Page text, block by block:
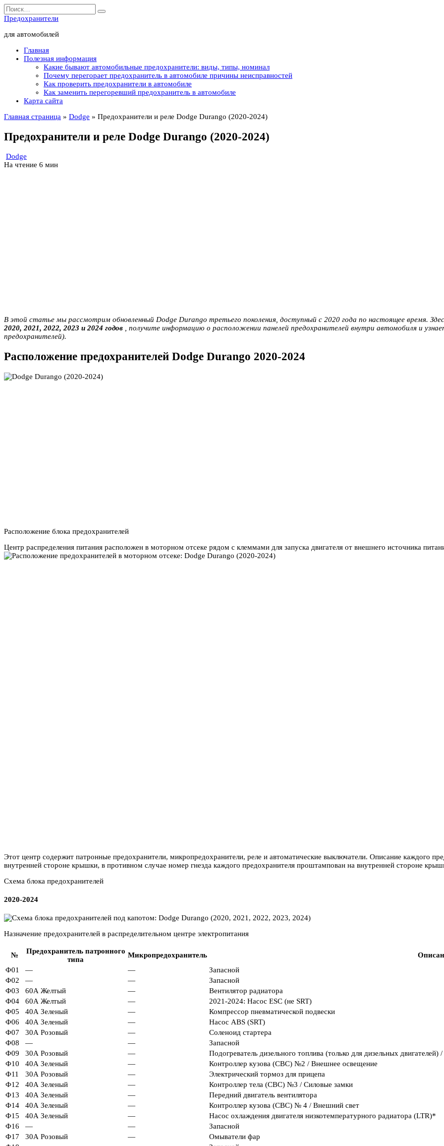
Перейти
к
содержанию
Search
for:
Предохранители
для автомобилей
Главная
Полезная информация
Какие бывают автомобильные предохранители: виды, типы, номинал
Почему перегорает предохранитель в автомобиле причины неисправностей
Как проверить предохранители в автомобиле
Как заменить перегоревший предохранитель в автомобиле
Карта сайта
Главная страница » Dodge » Предохранители и реле Dodge Durango (2020-2024)
Предохранители и реле Dodge Durango (2020-2024)
Dodge
На чтение 6 мин
В этой статье мы рассмотрим обновленный Dodge Durango третьего поколения, доступный с 2020 года по настоящее время.
2020, 2021, 2022, 2023 и 2024 годов , получите информацию о расположении панелей предохранителей внутри автомобиля и
предохранителей).
Расположение предохранителей Dodge Durango 2020-2024
Расположение блока предохранителей
Центр распределения питания расположен в моторном отсеке рядом с клеммами для запуска двигателя от внешнего источника
Этот центр содержит патронные предохранители, микропредохранители, реле и автоматические выключатели. Описание каждого
внутренней стороне крышки, в противном случае номер гнезда каждого предохранителя проштампован на внутренней стороне
Схема блока предохранителей
2020-2024
Назначение предохранителей в распределительном центре электропитания
№
Предохранитель патронного
типа
Микропредохранитель
Ф01
— —
Запасной
Ф02
— —
Запасной
Ф03
60А Желтый —
Вентилятор радиатора
Ф04
60А Желтый —
2021-2024: Насос ESC (не SRT)
Ф05
40А Зеленый —
Компрессор пневматической подвески
Ф06
40А Зеленый —
Насос ABS (SRT)
Ф07
30А Розовый —
Соленоид стартера
Ф08
— —
Запасной
Ф09
30А Розовый —
Подогреватель дизельного топлива (только для дизельных
Ф10
40А Зеленый —
Контроллер кузова (CBC) №2 / Внешнее освещение
Ф11
30А Розовый —
Электрический тормоз для прицепа
Ф12
40А Зеленый —
Контроллер тела (CBC) №3 / Силовые замки
Ф13
40А Зеленый —
Передний двигатель вентилятора
Ф14
40А Зеленый —
Контроллер кузова (CBC) № 4 / Внешний свет
Ф15
40А Зеленый —
Насос охлаждения двигателя низкотемпературного радиатора (LTR)*
Ф16
— —
Запасной
Ф17
30А Розовый —
Омыватели фар